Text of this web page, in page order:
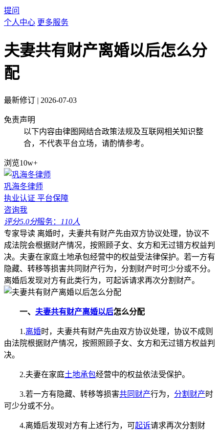
提问
个人中心 更多服务
夫妻共有财产离婚以后怎么分
配
最新修订 | 2026-07-03
免责声明
以下内容由律图网结合政策法规及互联网相关知识整
合，不代表平台立场，请酌情参考。
浏览10w+
巩海冬律师
执业认证 平台保障
咨询我
评分5.0分服务：
110人
专家导读 离婚时，夫妻共有财产先由双方协议处理，协议不
成法院会根据财产情况，按照顾子女、女方和无过错方权益判
决。夫妻在家庭土地承包经营中的权益受法律保护。若一方有
隐藏、转移等损害共同财产行为，分割财产时可少分或不分。
离婚后发现对方有此类行为，可起诉请求再次分割财产。
一、 夫妻共有财产离婚以后怎么分配
1.离婚时，夫妻共有财产先由双方协议处理，协议不成则
由法院根据财产情况，按照照顾子女、女方和无过错方权益判
决。
2.夫妻在家庭土地承包经营中的权益依法受保护。
3.若一方有隐藏、转移等损害共同财产行为， 分割财产时
可少分或不分。
4.离婚后发现对方有上述行为，可起诉请求再次分割财